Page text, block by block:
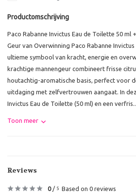
Productomschrijving
Paco Rabanne Invictus Eau de Toilette 50 ml
Geur van Overwinning Paco Rabanne
ultieme symbool van kracht, energie en
krachtige mannengeur combineert frisse
houtachtig-aromatische basis, perfect voor
uitdaging met zelfvertrouwen aangaat. In
Invictus Eau de Toilette (50 ml) en een
Toon meer
Reviews
0/ 5 Based on 0 reviews